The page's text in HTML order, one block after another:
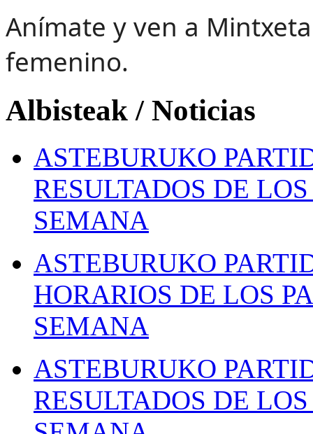
Anímate y ven a
femenino.
Albisteak / Noticias
ASTEBURUKO
RESULTADOS DE
SEMANA
ASTEBURUKO
HORARIOS DE LOS
SEMANA
ASTEBURUKO
RESULTADOS DE